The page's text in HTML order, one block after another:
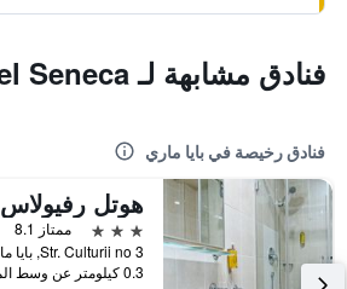
فنادق مشابهة لـ Hotel Seneca
فنادق رخيصة في بايا ماري
هوتل رفيولاس
3 نجوم
ممتاز 8.1
0.3 كيلومتر عن وسط المدينة